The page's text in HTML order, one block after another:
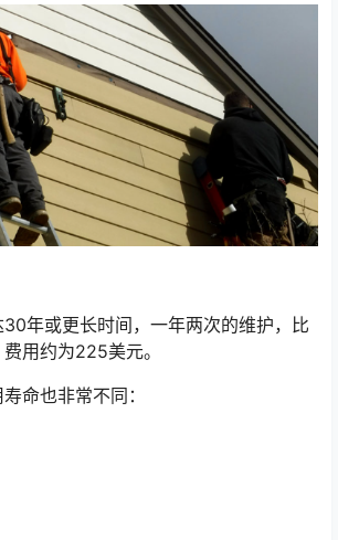
年或更长时间，一年两次的维护，比
用约为225美元。
命也非常不同：